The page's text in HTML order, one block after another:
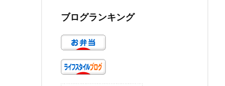
ブログランキング